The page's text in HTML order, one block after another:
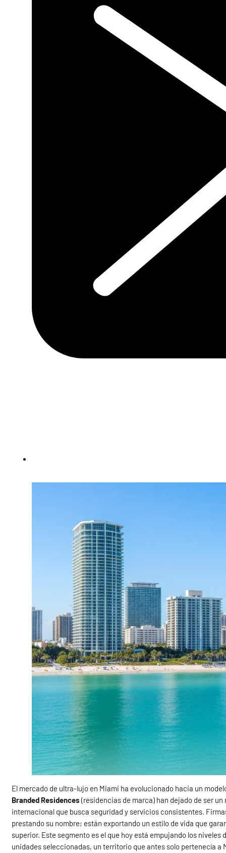
El mercado de ultra-lujo en Miami ha evolucionado hacia un
Branded Residences (residencias de marca) han dejado de ser
internacional que busca seguridad y servicios consistentes.
prestando su nombre; están exportando un estilo de vida que
superior. Este segmento es el que hoy está empujando los
unidades seleccionadas, un territorio que antes solo pertenecía a